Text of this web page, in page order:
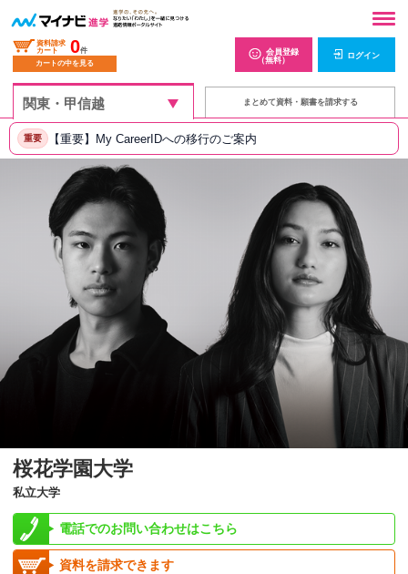
資料請求
カート
0件
カートの中を見る
会員登録
（無料）
ログイン
まとめて資料・願書を請求する
重要 【重要】My CareerIDへの移行のご案内
桜花学園大学
私立大学
電話でのお問い合わせはこちら
資料を請求できます